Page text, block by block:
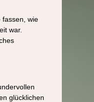
fassen, wie
war.
glücklichen